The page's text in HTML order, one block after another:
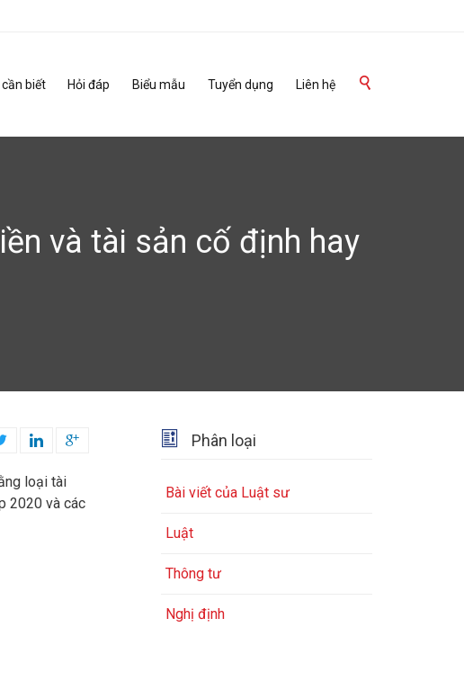
biết Hỏi đáp Biểu mẫu Tuyển dụng Liên hệ 
và tài sản cố định hay
 
loại tài
2020 và các
 Phân loại
Bài viết của Luật sư
Luật
Thông tư
Nghị định